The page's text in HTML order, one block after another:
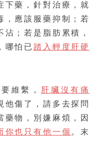
下藥，針對治療，就
，應該服藥抑制；若
；若是脂肪累積，
哪怕已 踏入輕度肝硬
維繫，
肝臟沒有痛
他傷了，請多去探問
藥物，別嫌麻煩，因
你也只有他一個 。末